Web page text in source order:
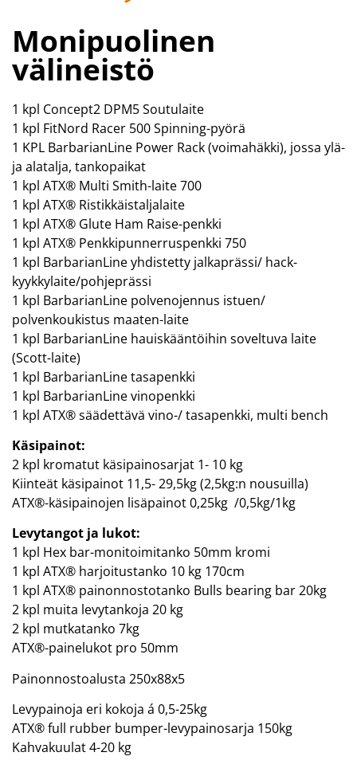
Monipuolinen
välineistö
1 kpl Concept2 DPM5 Soutulaite
1 kpl FitNord Racer 500 Spinning-pyörä
1 KPL BarbarianLine Power Rack (voimahäkki), jossa ylä-
ja alatalja, tankopaikat
1 kpl ATX® Multi Smith-laite 700
1 kpl ATX® Ristikkäistaljalaite
1 kpl ATX® Glute Ham Raise-penkki
1 kpl ATX® Penkkipunnerruspenkki 750
1 kpl BarbarianLine yhdistetty jalkaprässi/ hack-
kyykkylaite/pohjeprässi
1 kpl BarbarianLine polvenojennus istuen/
polvenkoukistus maaten-laite
1 kpl BarbarianLine hauiskääntöihin soveltuva laite
(Scott-laite)
1 kpl BarbarianLine tasapenkki
1 kpl BarbarianLine vinopenkki
1 kpl ATX® säädettävä vino-/ tasapenkki, multi bench
Käsipainot:
2 kpl kromatut käsipainosarjat 1- 10 kg
Kiinteät käsipainot 11,5- 29,5kg (2,5kg:n nousuilla)
ATX®-käsipainojen lisäpainot 0,25kg /0,5kg/1kg
Levytangot ja lukot:
1 kpl Hex bar-monitoimitanko 50mm kromi
1 kpl ATX® harjoitustanko 10 kg 170cm
1 kpl ATX® painonnostotanko Bulls bearing bar 20kg
2 kpl muita levytankoja 20 kg
2 kpl mutkatanko 7kg
ATX®-painelukot pro 50mm
Painonnostoalusta 250x88x5
Levypainoja eri kokoja á 0,5-25kg
ATX® full rubber bumper-levypainosarja 150kg
Kahvakuulat 4-20 kg